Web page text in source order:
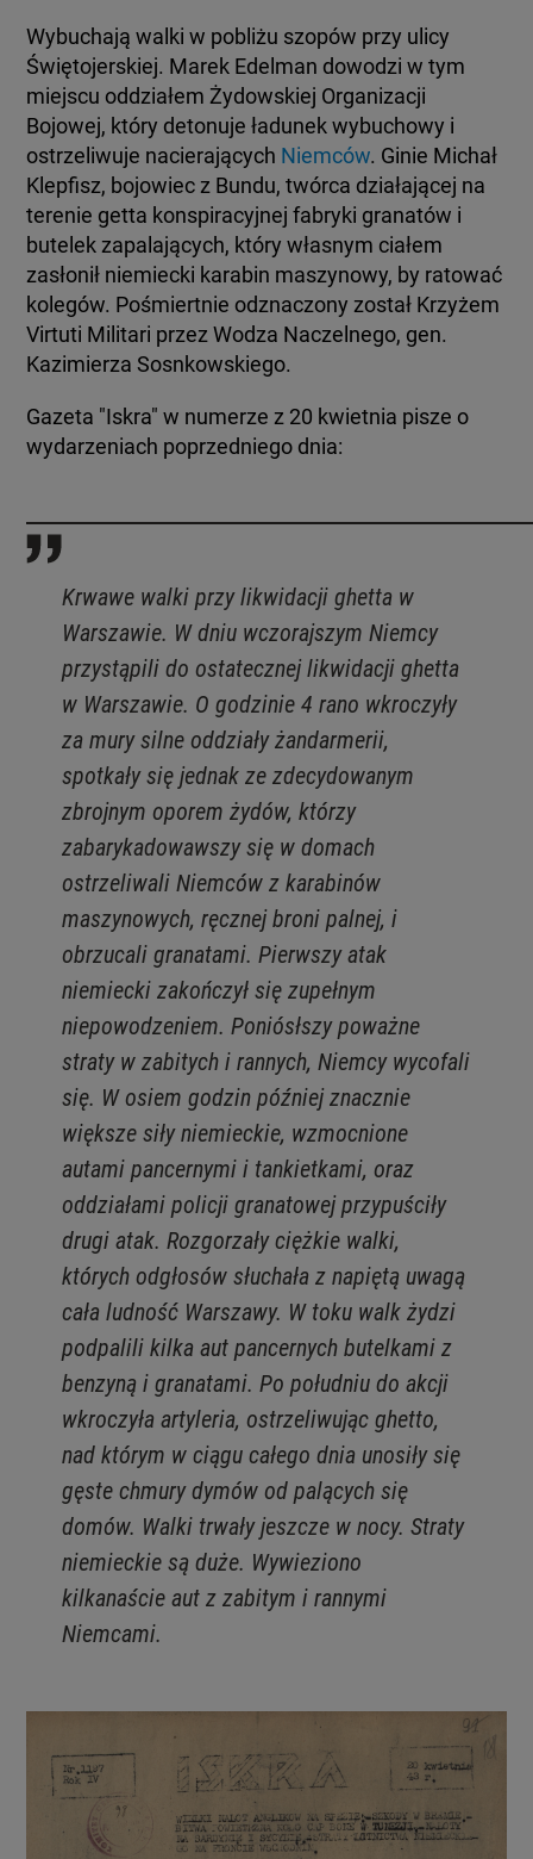
Wybuchają walki w pobliżu szopów przy ulicy
Świętojerskiej. Marek Edelman dowodzi w tym
miejscu oddziałem Żydowskiej Organizacji
Bojowej, który detonuje ładunek wybuchowy i
ostrzeliwuje nacierających Niemców. Ginie Michał
Klepfisz, bojowiec z Bundu, twórca działającej na
terenie getta konspiracyjnej fabryki granatów i
butelek zapalających, który własnym ciałem
zasłonił niemiecki karabin maszynowy, by ratować
kolegów. Pośmiertnie odznaczony został Krzyżem
Virtuti Militari przez Wodza Naczelnego, gen.
Kazimierza Sosnkowskiego.
Gazeta "Iskra" w numerze z 20 kwietnia pisze o
wydarzeniach poprzedniego dnia:
Krwawe walki przy likwidacji ghetta w
Warszawie. W dniu wczorajszym Niemcy
przystąpili do ostatecznej likwidacji ghetta
w Warszawie. O godzinie 4 rano wkroczyły
za mury silne oddziały żandarmerii,
spotkały się jednak ze zdecydowanym
zbrojnym oporem żydów, którzy
zabarykadowawszy się w domach
ostrzeliwali Niemców z karabinów
maszynowych, ręcznej broni palnej, i
obrzucali granatami. Pierwszy atak
niemiecki zakończył się zupełnym
niepowodzeniem. Poniósłszy poważne
straty w zabitych i rannych, Niemcy wycofali
się. W osiem godzin później znacznie
większe siły niemieckie, wzmocnione
autami pancernymi i tankietkami, oraz
oddziałami policji granatowej przypuściły
drugi atak. Rozgorzały ciężkie walki,
których odgłosów słuchała z napiętą uwagą
cała ludność Warszawy. W toku walk żydzi
podpalili kilka aut pancernych butelkami z
benzyną i granatami. Po południu do akcji
wkroczyła artyleria, ostrzeliwując ghetto,
nad którym w ciągu całego dnia unosiły się
gęste chmury dymów od palących się
domów. Walki trwały jeszcze w nocy. Straty
niemieckie są duże. Wywieziono
kilkanaście aut z zabitym i rannymi
Niemcami.
KUJAWSKO-POMORSKIE
LUBLIN
LUBUSKIE
OLSZTYN
OPOLE
SZCZECIN
TOTERAZ
OPINIE
ATAK ROSJI NA UKRAINĘ
SZKŁO KONTAKTOWE
CIEKAWOSTKI
PROGRAMY
TVN24 УКРАЇНСЬКОЮ МОВОЮ
WIĘCEJ
KANAŁY
REGULAMIN SERWISU
POLITYKA PRYWATNOŚCI
Copyright (C) 1997-2025 Korzystanie z materiałów redakcyjnych TVN S.A. / TVN Media Sp. z
umowy licencyjnej. Na podstawie art. 25 ust. 1 pkt. 1 b) ustawy o prawie autorskim i prawach
pokrewnych TVN S.A. / TVN Media Sp. z o.o. wyraźnie zastrzega, że dalsze
internetowych TVN S.A. / TVN Media Sp. z o.o. jest zabronione.